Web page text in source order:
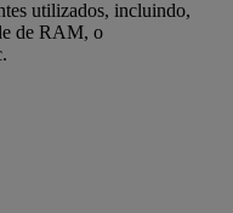
utilizados, incluindo,
de RAM, o